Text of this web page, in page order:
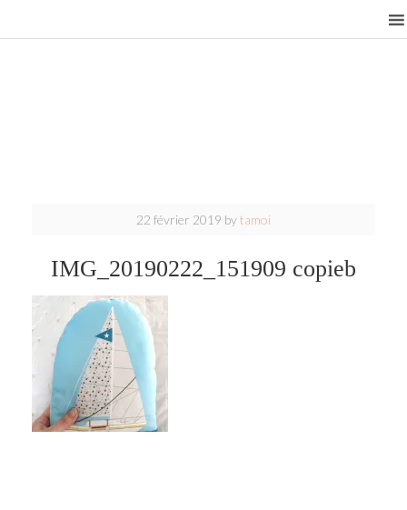
22 février 2019 bytamoi
IMG_20190222_151909 copieb